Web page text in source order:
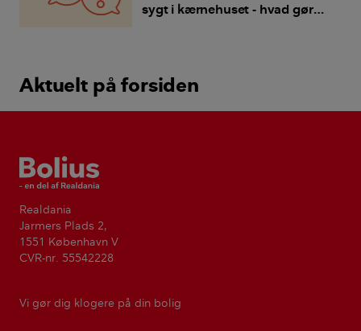
sygt i kærnehuset - hvad gør
Aktuelt på forsiden
Bolius
Realdania
Jarmers Plads 2,
1551 København V
CVR-nr. 55542228
Vi gør dig klogere på din bolig